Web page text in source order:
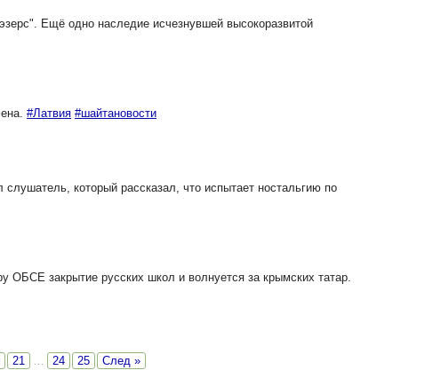
Ещё одно наследие исчезнувшей высокоразвитой
#Латвия #шайтановости
который рассказал, что испытает ностальгию по
закрытие русских школ и волнуется за крымских татар.
21 … 24 25 След »